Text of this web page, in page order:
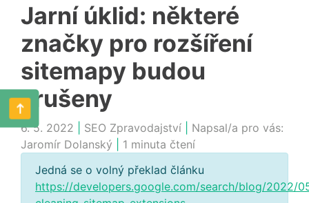
Jarní úklid: některé
značky pro rozšíření
sitemapy budou
zrušeny
6. 5. 2022 SEO Zpravodajství
Napsal/a pro vás:
Jaromír Dolanský
1 minuta čtení
Jedná se o volný překlad článku
https://developers.google.com/search/blog/2022/